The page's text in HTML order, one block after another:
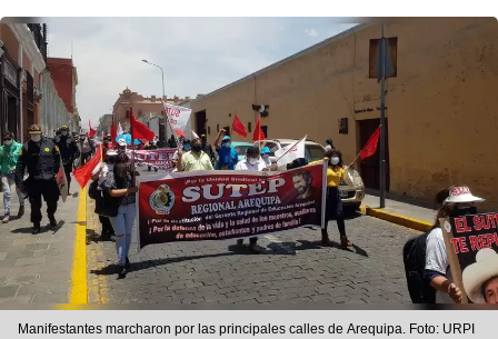
Manifestantes marcharon por las principales calles de Arequipa. Foto: URPI